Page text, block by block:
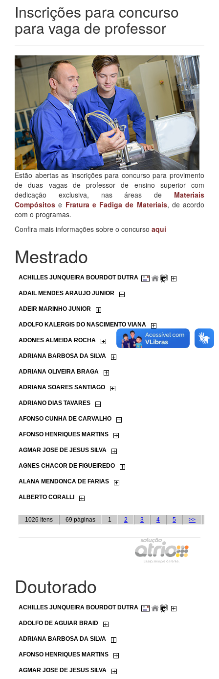
Inscrições para concurso
para vaga de professor
Estão abertas as inscrições para concurso para provimento
de duas vagas de professor de ensino superior com
dedicação exclusiva, nas áreas de Materiais
Compósitos e Fratura e Fadiga de Materiais, de acordo
com o programas.
Confira mais informações sobre o concurso aqui
Mestrado
Doutorado